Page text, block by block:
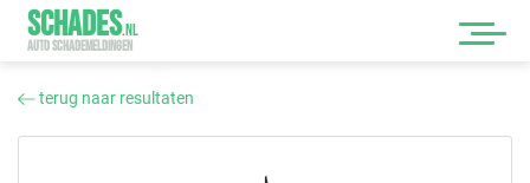
SCHADES.NL
AUTO SCHADEMELDINGEN
terug naar resultaten